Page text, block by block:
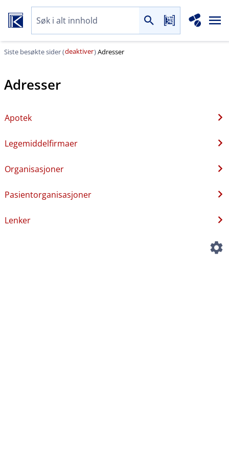
Siste besøkte sider (deaktiver)Adresser
Adresser
Apotek
Legemiddelfirmaer
Organisasjoner
Pasientorganisasjoner
Lenker